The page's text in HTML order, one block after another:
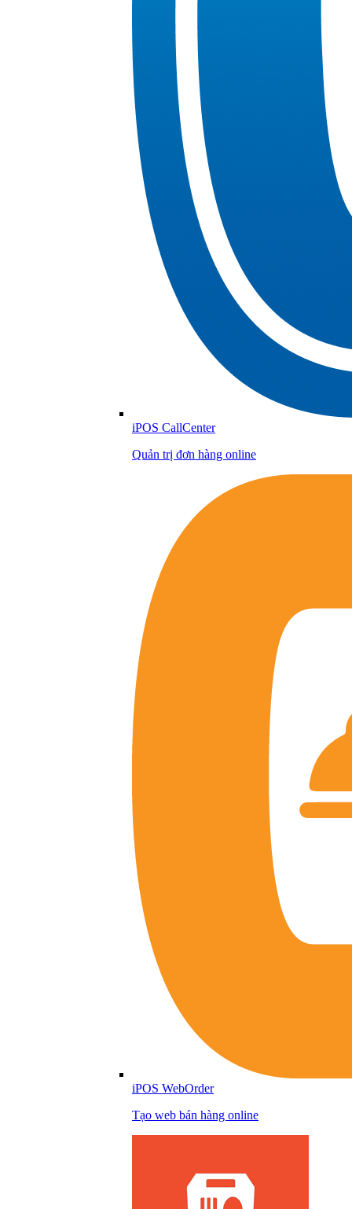
iPOS CallCenter
Quản trị đơn hàng online
iPOS WebOrder
Tạo web bán hàng online